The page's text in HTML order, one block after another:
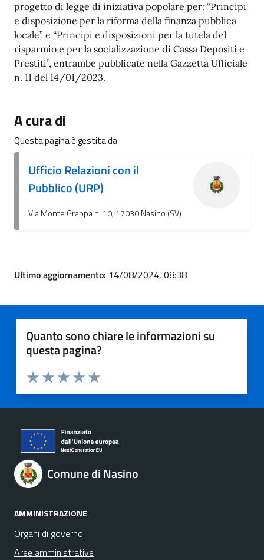
progetto di legge di iniziativa popolare per: “Principi
e disposizione per la riforma della finanza pubblica
locale” e “Principi e disposizioni per la tutela del
risparmio e per la socializzazione di Cassa Depositi e
Prestiti”, entrambe pubblicate nella Gazzetta Ufficiale
n. 11 del 14/01/2023.
A cura di
Questa pagina è gestita da
Ufficio Relazioni con il
Pubblico (URP)
Via Monte Grappa n. 10, 17030 Nasino (SV)
Ultimo aggiornamento: 14/08/2024, 08:38
Quanto sono chiare le informazioni su
questa pagina?
Valuta 5 stelle su 5
Valuta 4 stelle su 5
Valuta 3 stelle su 5
Valuta 2 stelle su 5
Valuta 1 stelle su 5
Comune di Nasino
AMMINISTRAZIONE
Organi di governo
Aree amministrative